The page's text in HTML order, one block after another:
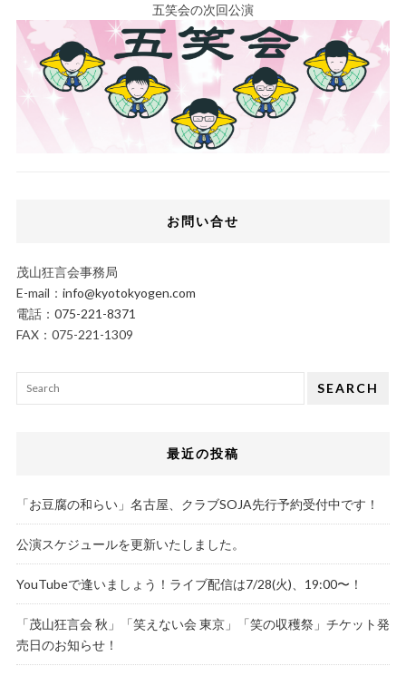
五笑会の次回公演
お問い合せ
茂山狂言会事務局
E-mail： info@kyotokyogen.com
電話： 075-221-8371
FAX：075-221-1309
SEARCH
最近の投稿
「お豆腐の和らい」名古屋、クラブSOJA先行予約受付中です！
公演スケジュールを更新いたしました。
YouTubeで逢いましょう！ライブ配信は7/28(火)、19:00〜！
「茂山狂言会 秋」「笑えない会 東京」「笑の収穫祭」チケット発
売日のお知らせ！